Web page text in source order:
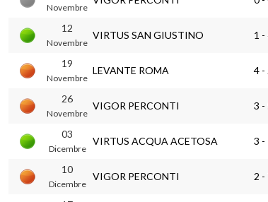
Novembre
12
Novembre
VIRTUS SAN GIUSTINO 1 -
19
Novembre
LEVANTE ROMA 4 -
26
Novembre
VIGOR PERCONTI 3 -
03
Dicembre
VIRTUS ACQUA ACETOSA 3 -
10
Dicembre
VIGOR PERCONTI 2 -